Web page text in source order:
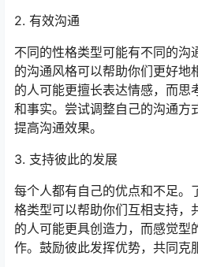
2. 有效沟通
不同的性格类型可能有不同的沟
的沟通风格可以帮助你们更好地
的人可能更擅长表达情感，而思
和事实。尝试调整自己的沟通方
提高沟通效果。
3. 支持彼此的发展
每个人都有自己的优点和不足。
格类型可以帮助你们互相支持，
的人可能更具创造力，而感觉型
作。鼓励彼此发挥优势，共同克